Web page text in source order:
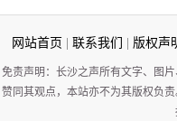
网站首页 联系我们 版权声
免责声明：长沙之声所有文字、图
赞同其观点，本站亦不为其版权负